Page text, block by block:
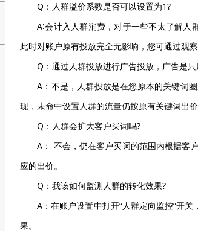
Q：人群溢价系数是否可以设置为1?
A∶会计入人群消费，对于一些不太了解
此时对账户原有投放完全无影响，您可通过观
Q：通过人群投放进行广告投放，广告是
A：不是，人群投放是在您原本的关键词
现，未命中设置人群的流量仍按原有关键词出价
Q：人群会扩大客户买词吗?
A： 不会，仍在客户买词的范围内根据客
应的出价。
Q：我该如何监测人群的转化效果?
A：在账户设置中打开“人群定向监控”开
果。